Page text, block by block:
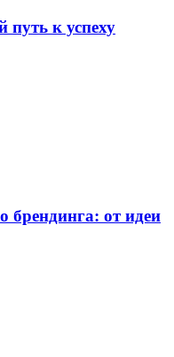
к успеху
брендинга: от идеи